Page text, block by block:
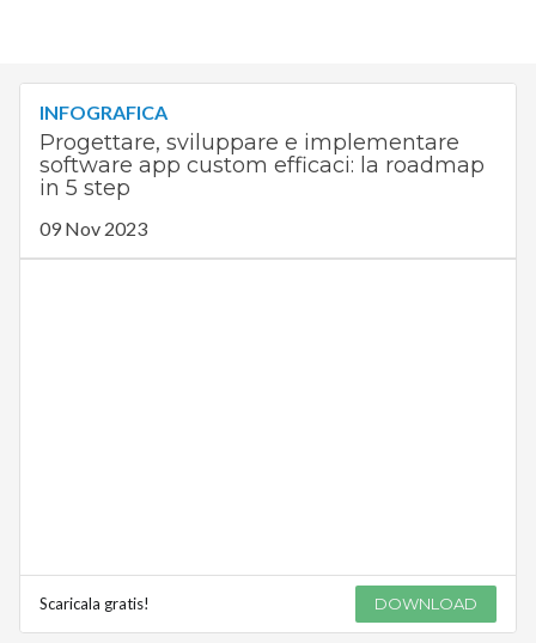
INFOGRAFICA
Progettare, sviluppare e implementare
software app custom efficaci: la roadmap
in 5 step
09 Nov 2023
Scaricala gratis! DOWNLOAD